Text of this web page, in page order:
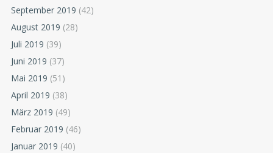
September 2019 (42)
August 2019 (28)
Juli 2019 (39)
Juni 2019 (37)
Mai 2019 (51)
April 2019 (38)
März 2019 (49)
Februar 2019 (46)
Januar 2019 (40)